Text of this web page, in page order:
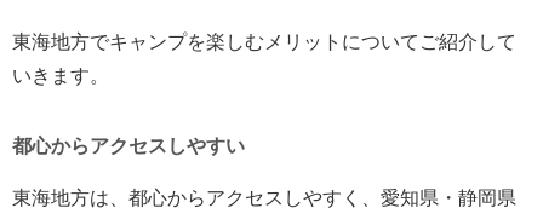
東海地方でキャンプを楽しむメリットについてご紹介して
いきます。
都心からアクセスしやすい
東海地方は、都心からアクセスしやすく、愛知県・静岡県